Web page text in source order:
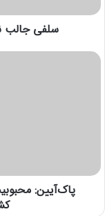
سلفی جالب
پاک‌آیین: